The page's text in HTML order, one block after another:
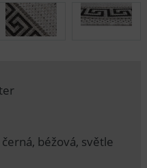
béžová, světle